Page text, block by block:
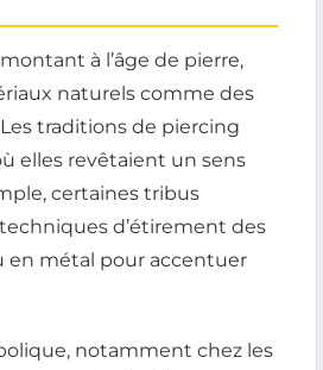
à l’âge de pierre,
naturels comme des
traditions de piercing
elles revêtaient un sens
certaines tribus
d’étirement des
en métal pour accentuer
notamment chez les